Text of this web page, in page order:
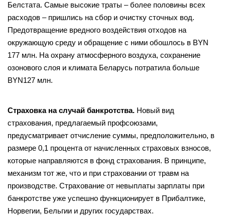
Белстата. Самые высокие траты – более половины всех
расходов – пришлись на сбор и очистку сточных вод.
Предотвращение вредного воздействия отходов на
окружающую среду и обращение с ними обошлось в BYN
177 млн. На охрану атмосферного воздуха, сохранение
озонового слоя и климата Беларусь потратила больше
BYN127 млн.
Страховка на случай банкротства. Новый вид
страхования, предлагаемый профсоюзами,
предусматривает отчисление суммы, предположительно, в
размере 0,1 процента от начисленных страховых взносов,
которые направляются в фонд страхования. В принципе,
механизм тот же, что и при страховании от травм на
производстве. Страхование от невыплаты зарплаты при
банкротстве уже успешно функционирует в Прибалтике,
Норвегии, Бельгии и других государствах.